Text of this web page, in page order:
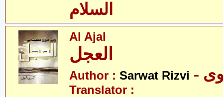
السلام
Al Ajal
العجل
Author : Sarwat Rizvi
Translator :